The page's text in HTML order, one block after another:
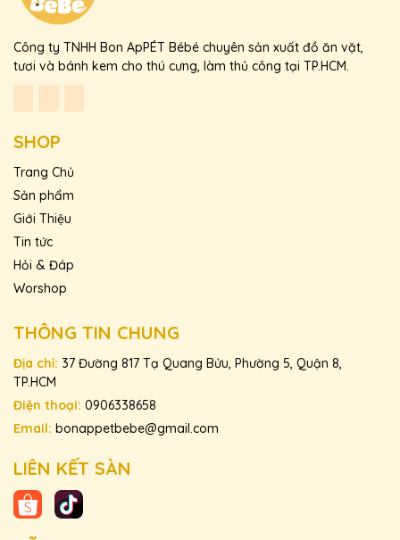
Công ty TNHH Bon ApPÉT Bébé chuyên sản xuất đồ ăn vặt,
tươi và bánh kem cho thú cưng, làm thủ công tại TP.HCM.
SHOP
Trang Chủ
Sản phẩm
Giới Thiệu
Tin tức
Hỏi & Đáp
Worshop
THÔNG TIN CHUNG
Địa chỉ: 37 Đường 817 Tạ Quang Bửu, Phường 5, Quận 8,
TP.HCM
Điện thoại: 0906338658
Email: bonappetbebe@gmail.com
LIÊN KẾT SÀN